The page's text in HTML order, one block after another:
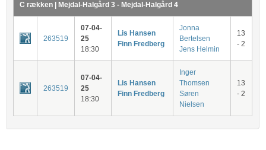
C rækken | Mejdal-Halgård 3 - Mejdal-Halgård 4
263519
07-04-
25
18:30
Lis Hansen
Finn Fredberg
Jonna
Bertelsen
Jens Helmin
13
- 2
263519
07-04-
25
18:30
Lis Hansen
Finn Fredberg
Inger
Thomsen
Søren
Nielsen
13
- 2